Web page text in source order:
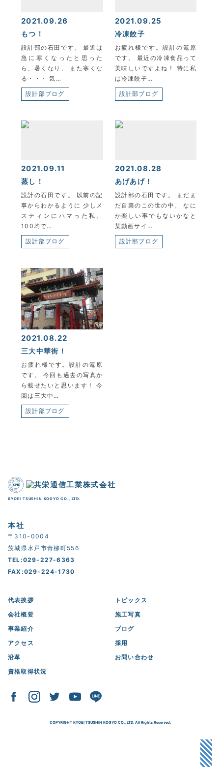
2021.09.26
もつ！
設計部の石田です。 最近は
急に寒くなったと思った
ら、暑くなり、 また寒くな
る・・・ 気…
設計部ブログ
2021.09.25
冷凍餃子
お疲れ様です。設計の篭原
です。 最近の冷凍食品って
美味しいですよね！ 特に私
は冷凍餃子…
設計部ブログ
2021.09.11
蒸し！
設計の石田です。 以前の記
事からわかるように 少しメ
スティンにハマった私。
100均で…
設計部ブログ
2021.08.28
あげあげ！
設計部の石田です。 まだま
だ自粛のこの世の中。 なに
か楽しい事でもないかなと
某動画サイ…
設計部ブログ
2021.08.22
三大中華街！
お疲れ様です。設計の篭原
です。 今回も過去の写真か
ら載せたいと思います！ 今
回は三大中…
設計部ブログ
KYOEI TSUSHIN KOGYO CO., LTD.
本社
〒310-0004
茨城県水戸市青柳町556
TEL:029-227-6363
FAX:029-224-1730
代表挨拶
会社概要
事業紹介
アクセス
沿革
資格取得状況
トピックス
施工写真
ブログ
採用
お問い合わせ
COPYRIGHT KYOEI TSUSHIN KOGYO CO., LTD. All Rights Reserved.